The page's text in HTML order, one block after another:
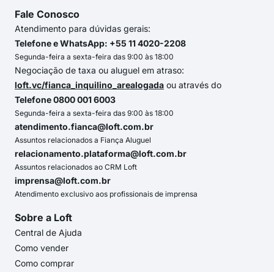
Fale Conosco
Atendimento para dúvidas gerais:
Telefone e WhatsApp: +55 11 4020-2208
Segunda-feira a sexta-feira das 9:00 às 18:00
Negociação de taxa ou aluguel em atraso:
loft.vc/fianca_inquilino_arealogada ou através do
Telefone 0800 001 6003
Segunda-feira a sexta-feira das 9:00 às 18:00
atendimento.fianca@loft.com.br
Assuntos relacionados a Fiança Aluguel
relacionamento.plataforma@loft.com.br
Assuntos relacionados ao CRM Loft
imprensa@loft.com.br
Atendimento exclusivo aos profissionais de imprensa
Sobre a Loft
Central de Ajuda
Como vender
Como comprar